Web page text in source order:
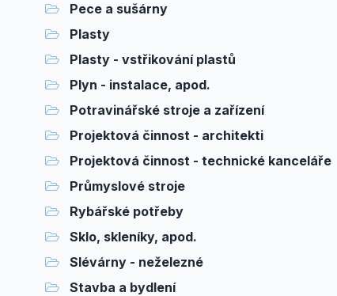
Pece a sušárny
Plasty
Plasty - vstřikování plastů
Plyn - instalace, apod.
Potravinářské stroje a zařízení
Projektová činnost - architekti
Projektová činnost - technické kanceláře
Průmyslové stroje
Rybářské potřeby
Sklo, skleníky, apod.
Slévárny - neželezné
Stavba a bydlení